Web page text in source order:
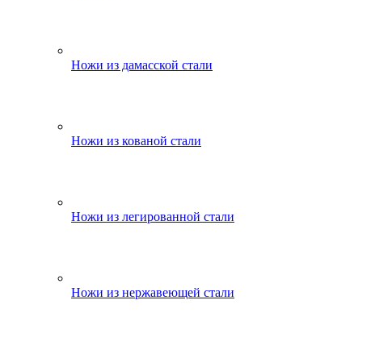
Ножи из дамасской стали
Ножи из кованой стали
Ножи из легированной стали
Ножи из нержавеющей стали